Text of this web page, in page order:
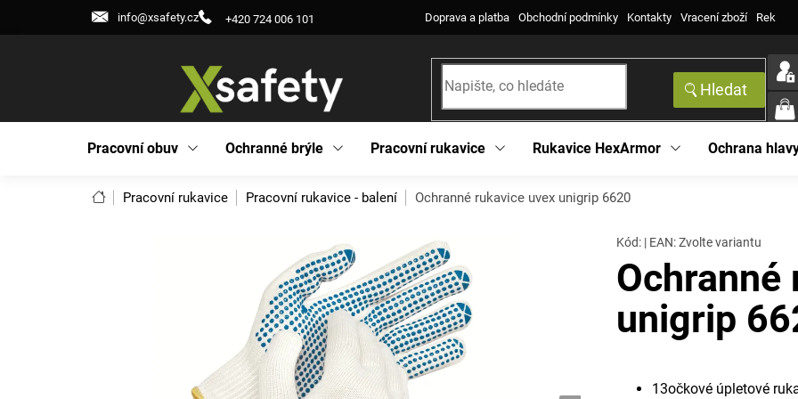
+420 724 006 101
info@xsafety.cz Doprava a platba Obchodní podmínky Kontakty Vracení zboží
Hledat
KOŠÍK
Pracovní obuv Ochranné brýle Pracovní rukavice Rukavice HexArmor Ochrana
DomůPracovní rukavice Pracovní rukavice - balení Ochranné rukavice uvex unigrip 6620
Ochranné
unigrip
Kód: | EAN:Zvolte variantu
13očkové úpletové